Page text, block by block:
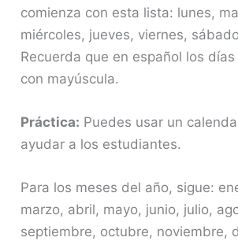
comienza con esta lista: lunes,
miércoles, jueves, viernes,
Recuerda que en español los
con mayúscula.
Práctica: Puedes usar un
ayudar a los estudiantes.
Para los meses del año, sigue:
marzo, abril, mayo, junio, julio,
septiembre, octubre, noviembre,